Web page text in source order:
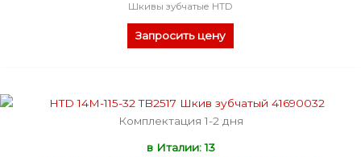
Шкивы зубчатые HTD
Запросить цену
Комплектация 1-2 дня
в Италии: 13